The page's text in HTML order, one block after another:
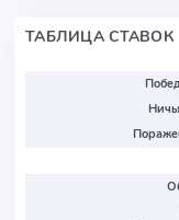
ТАБЛИЦА СТАВОК